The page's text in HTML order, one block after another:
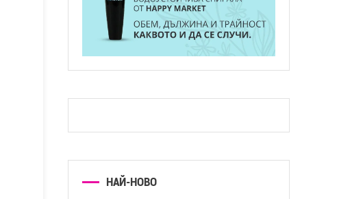
НАЙ-НОВО